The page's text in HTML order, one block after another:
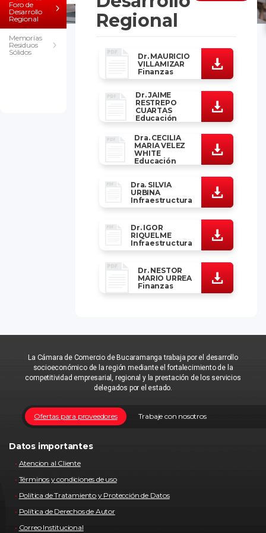
Foro de
Desarrollo
Regional
Memorias
Residuos
Sólidos
Regional
Dr. MAURICIO
VILLAMIZAR
Finanzas
Dr. JAIME
RESTREPO
CUARTAS
Educación
Dra. CECILIA
MARIA VELEZ
WHITE
Educación
Dra. SILVIA
URBINA
Infraestructura
Dr. IGOR
RIQUELME
Infraestructura
Dr. NESTOR
MARIO URREA
Finanzas
La Cámara de Comercio de Bucaramanga trabaja por el desarrollo
socioeconómico de la región mediante el fortalecimiento de la
competitividad empresarial, regional y la prestación de los servicios
delegados por el estado.
Trabaje con nosotros
Ofertas para proveedores
Datos importantes
Atencion al Cliente
Términos y condiciones de uso
Política de Tratamiento y Protección de Datos
Política de Derechos de Autor
Correo Institucional